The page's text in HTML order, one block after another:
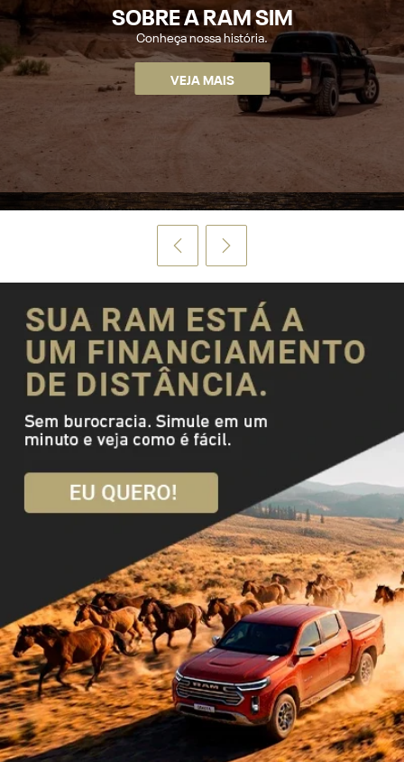
SOBRE A RAM SIM
Conheça nossa história.
VEJA MAIS